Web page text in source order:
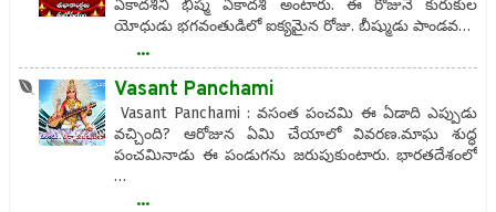
ఏకాదశిని భీష్మ ఏకాదశి అంటారు. ఈ రోజునే కురుకుల
యోధుడు భగవంతుడిలో ఐక్యమైన రోజు. బీష్ముడు పాండవ…
...
Vasant Panchami
Vasant Panchami : వసంత పంచమి ఈ ఏడాది ఎప్పుడు
వచ్చింది? ఆరోజున ఏమి చేయాలో వివరణ.మాఘ శుద్ధ
పంచమినాడు ఈ పండుగను జరుపుకుంటారు. భారతదేశంలో
…
...